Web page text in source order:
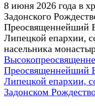
8 июня 2026 года в
Задонского
Преосвященнейший
Липецкой епархии,
насельника
Преосвященнейший
Липецкой епархии,
Задонском